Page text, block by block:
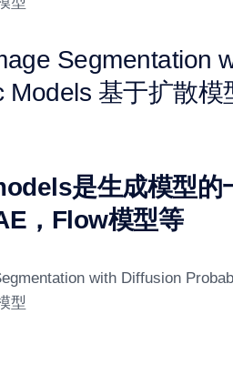
是生成模型的
，Flow模型等